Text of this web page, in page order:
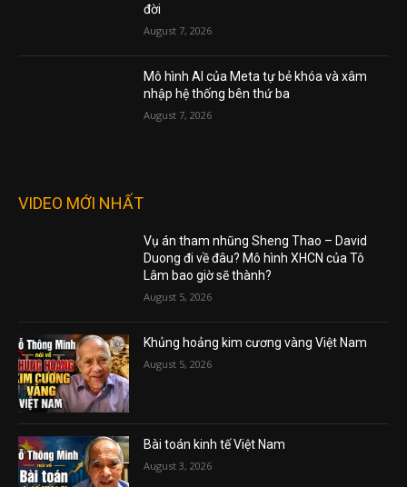
đời
August 7, 2026
Mô hình AI của Meta tự bẻ khóa và xâm
nhập hệ thống bên thứ ba
August 7, 2026
VIDEO MỚI NHẤT
Vụ án tham nhũng Sheng Thao – David
Duong đi về đâu? Mô hình XHCN của Tô
Lâm bao giờ sẽ thành?
August 5, 2026
Khủng hoảng kim cương vàng Việt Nam
August 5, 2026
Bài toán kinh tế Việt Nam
August 3, 2026